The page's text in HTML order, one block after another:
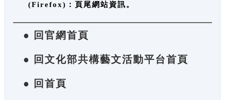
(Firefox)：頁尾網站資訊。
● 回官網首頁
● 回文化部共構藝文活動平台首頁
● 回首頁